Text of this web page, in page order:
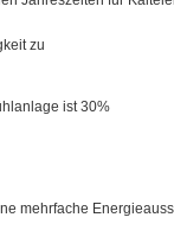
zu
ist 30%
mehrfache